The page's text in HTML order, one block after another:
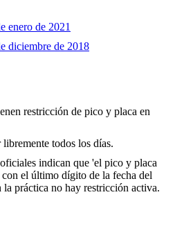
enero de 2021
diciembre de 2018
restricción de pico y placa en
todos los días.
indican que 'el pico y placa
con el último dígito de la fecha del
la práctica no hay restricción activa.